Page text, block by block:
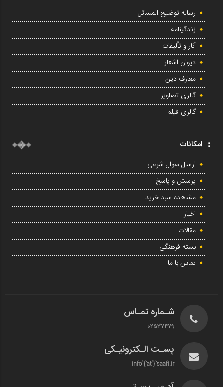
رساله توضیح المسائل
زندگینامه
آثار و تألیفات
دیوان اشعار
معارف دین
گالری تصاویر
گالری فیلم
امکانات
ارسال سوال شرعی
پرسش و پاسخ
مشاهده سبد خرید
اخبار
مقالات
بسته فرهنگی
تماس با ما
شـماره تمـاس
02537479
پسـت الـکترونیـکی
info`{`at`}`saafi.ir